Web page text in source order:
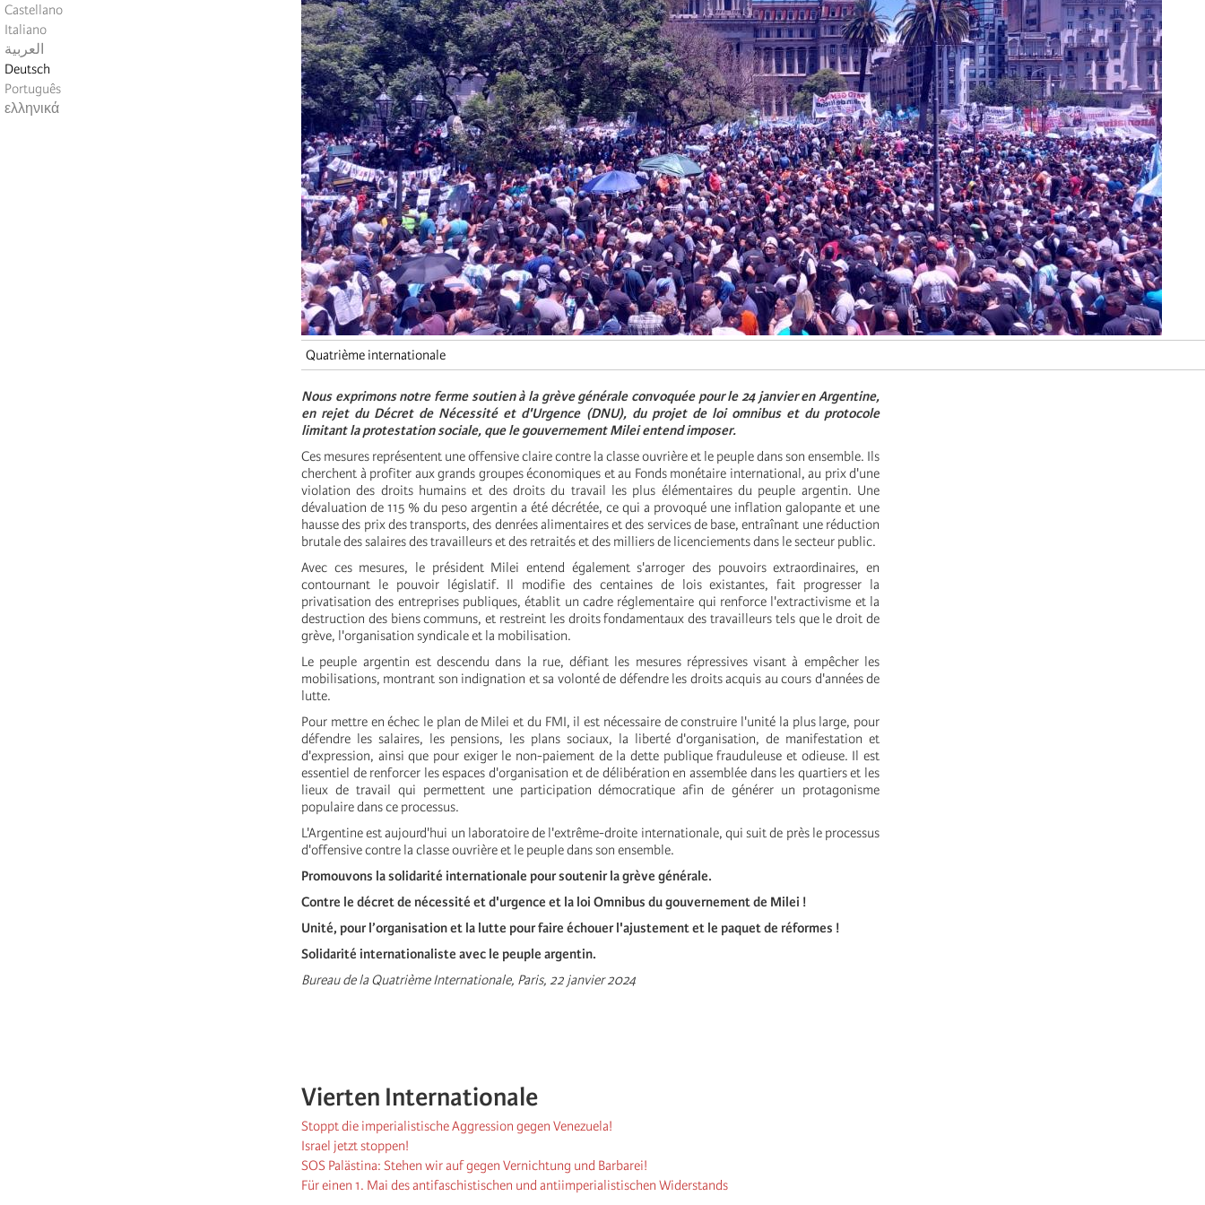
Castellano
Italiano
العربية
Deutsch
Português
ελληνικά
Quatrième internationale
Nous exprimons notre ferme soutien à la grève générale convoquée pour le 24 janvier en Argentine,
en rejet du Décret de Nécessité et d'Urgence (DNU), du projet de loi omnibus et du protocole
limitant la protestation sociale, que le gouvernement Milei entend imposer.
Ces mesures représentent une offensive claire contre la classe ouvrière et le peuple dans son ensemble. Ils
cherchent à profiter aux grands groupes économiques et au Fonds monétaire international, au prix d'une
violation des droits humains et des droits du travail les plus élémentaires du peuple argentin. Une
dévaluation de 115 % du peso argentin a été décrétée, ce qui a provoqué une inflation galopante et une
hausse des prix des transports, des denrées alimentaires et des services de base, entraînant une réduction
brutale des salaires des travailleurs et des retraités et des milliers de licenciements dans le secteur public.
Avec ces mesures, le président Milei entend également s'arroger des pouvoirs extraordinaires, en
contournant le pouvoir législatif. Il modifie des centaines de lois existantes, fait progresser la
privatisation des entreprises publiques, établit un cadre réglementaire qui renforce l'extractivisme et la
destruction des biens communs, et restreint les droits fondamentaux des travailleurs tels que le droit de
grève, l'organisation syndicale et la mobilisation.
Le peuple argentin est descendu dans la rue, défiant les mesures répressives visant à empêcher les
mobilisations, montrant son indignation et sa volonté de défendre les droits acquis au cours d'années de
lutte.
Pour mettre en échec le plan de Milei et du FMI, il est nécessaire de construire l'unité la plus large, pour
défendre les salaires, les pensions, les plans sociaux, la liberté d'organisation, de manifestation et
d'expression, ainsi que pour exiger le non-paiement de la dette publique frauduleuse et odieuse. Il est
essentiel de renforcer les espaces d'organisation et de délibération en assemblée dans les quartiers et les
lieux de travail qui permettent une participation démocratique afin de générer un protagonisme
populaire dans ce processus.
L'Argentine est aujourd'hui un laboratoire de l'extrême-droite internationale, qui suit de près le processus
d'offensive contre la classe ouvrière et le peuple dans son ensemble.
Promouvons la solidarité internationale pour soutenir la grève générale.
Contre le décret de nécessité et d'urgence et la loi Omnibus du gouvernement de Milei !
Unité, pour l’organisation et la lutte pour faire échouer l'ajustement et le paquet de réformes !
Solidarité internationaliste avec le peuple argentin.
Bureau de la Quatrième Internationale, Paris, 22 janvier 2024
Vierten Internationale
Stoppt die imperialistische Aggression gegen Venezuela!
Israel jetzt stoppen!
SOS Palästina: Stehen wir auf gegen Vernichtung und Barbarei!
Für einen 1. Mai des antifaschistischen und antiimperialistischen Widerstands